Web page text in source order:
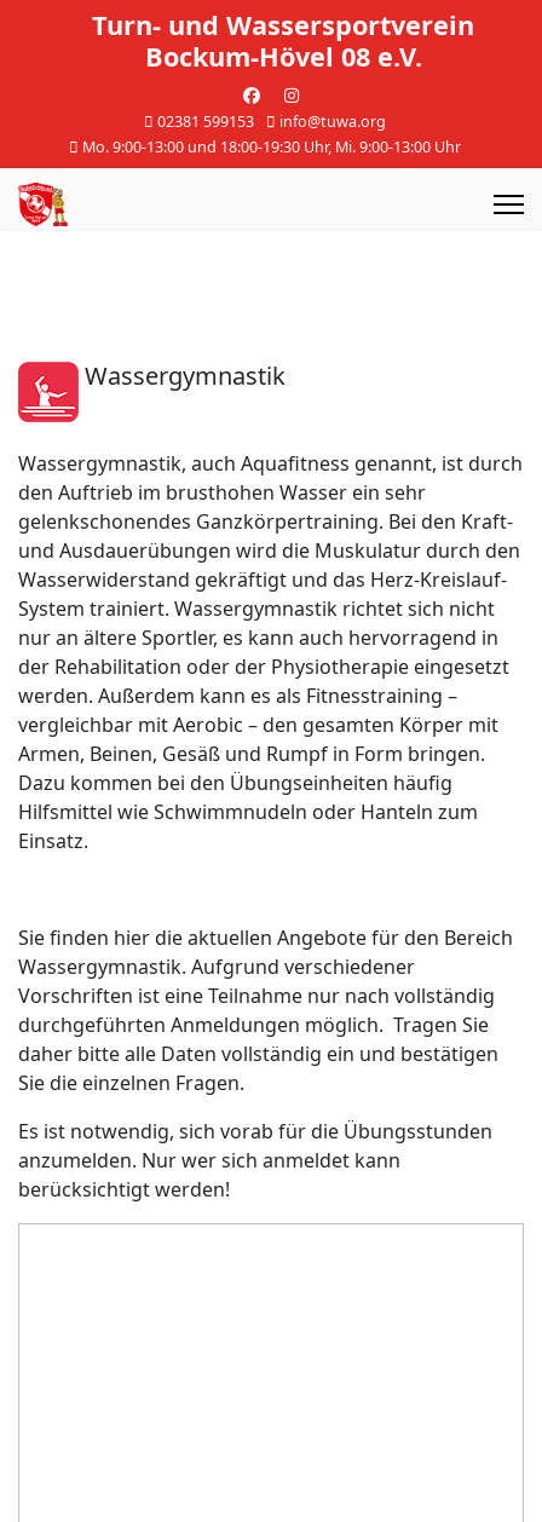
Turn- und Wassersportverein
Bockum-Hövel 08 e.V.
02381 599153
info@tuwa.org
Mo. 9:00-13:00 und 18:00-19:30 Uhr, Mi. 9:00-13:00 Uhr
Wassergymnastik
Wassergymnastik, auch Aquafitness genannt, ist durch
den Auftrieb im brusthohen Wasser ein sehr
gelenkschonendes Ganzkörpertraining. Bei den Kraft-
und Ausdauerübungen wird die Muskulatur durch den
Wasserwiderstand gekräftigt und das Herz-Kreislauf-
System trainiert. Wassergymnastik richtet sich nicht
nur an ältere Sportler, es kann auch hervorragend in
der Rehabilitation oder der Physiotherapie eingesetzt
werden. Außerdem kann es als Fitnesstraining –
vergleichbar mit Aerobic – den gesamten Körper mit
Armen, Beinen, Gesäß und Rumpf in Form bringen.
Dazu kommen bei den Übungseinheiten häufig
Hilfsmittel wie Schwimmnudeln oder Hanteln zum
Einsatz.
Sie finden hier die aktuellen Angebote für den Bereich
Wassergymnastik. Aufgrund verschiedener
Vorschriften ist eine Teilnahme nur nach vollständig
durchgeführten Anmeldungen möglich. Tragen Sie
daher bitte alle Daten vollständig ein und bestätigen
Sie die einzelnen Fragen.
Es ist notwendig, sich vorab für die Übungsstunden
anzumelden. Nur wer sich anmeldet kann
berücksichtigt werden!